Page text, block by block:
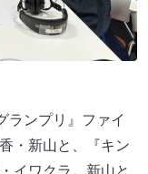
ランプリ』ファイ
・新山と、『キン